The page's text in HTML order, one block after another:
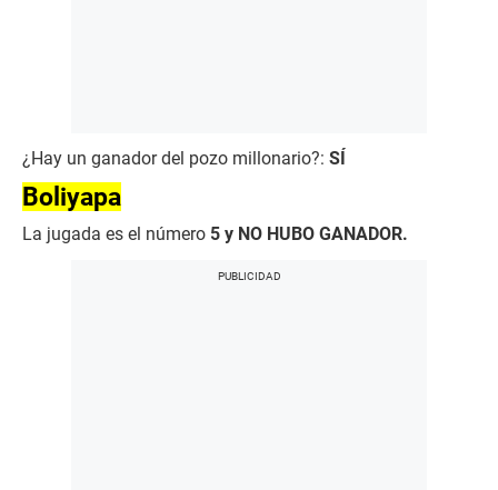
¿Hay un ganador del pozo millonario?: SÍ
Boliyapa
La jugada es el número 5 y NO HUBO GANADOR.